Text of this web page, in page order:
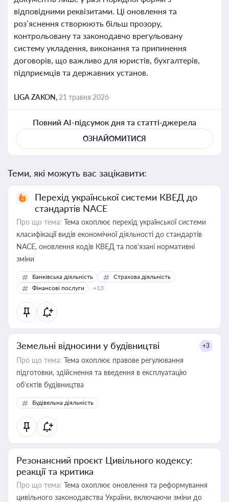
відповідними реквізитами. Ці оновлення та
роз’яснення створюють більш прозору,
контрольовану та законодавчо врегульовану
систему укладення, виконання та припинення
договорів, що важливо для юристів, бухгалтерів,
підприємців та державних установ.
LIGA ZAKON, 21 травня 2026
Повний AI-підсумок дня та статті-джерела
ОЗНАЙОМИТИСЯ
Теми, які можуть вас зацікавити:
Перехід української системи КВЕД до
стандартів NACE
Про що тема: Тема охоплює перехід української системи
класифікації видів економічної діяльності до стандартів
NACE, оновлення кодів КВЕД та пов'язані нормативні
зміни
Банківська діяльність
Страхова діяльність
Фінансові послуги
+13
Земельні відносини у будівництві +3
Про що тема: Тема охоплює правове регулювання
підготовки, здійснення та введення в експлуатацію
об’єктів будівництва
Будівельна діяльність
Резонансний проєкт Цивільного кодексу:
реакції та критика
Про що тема: Тема охоплює оновлення та реформування
цивільного законодавства України, включаючи зміни до